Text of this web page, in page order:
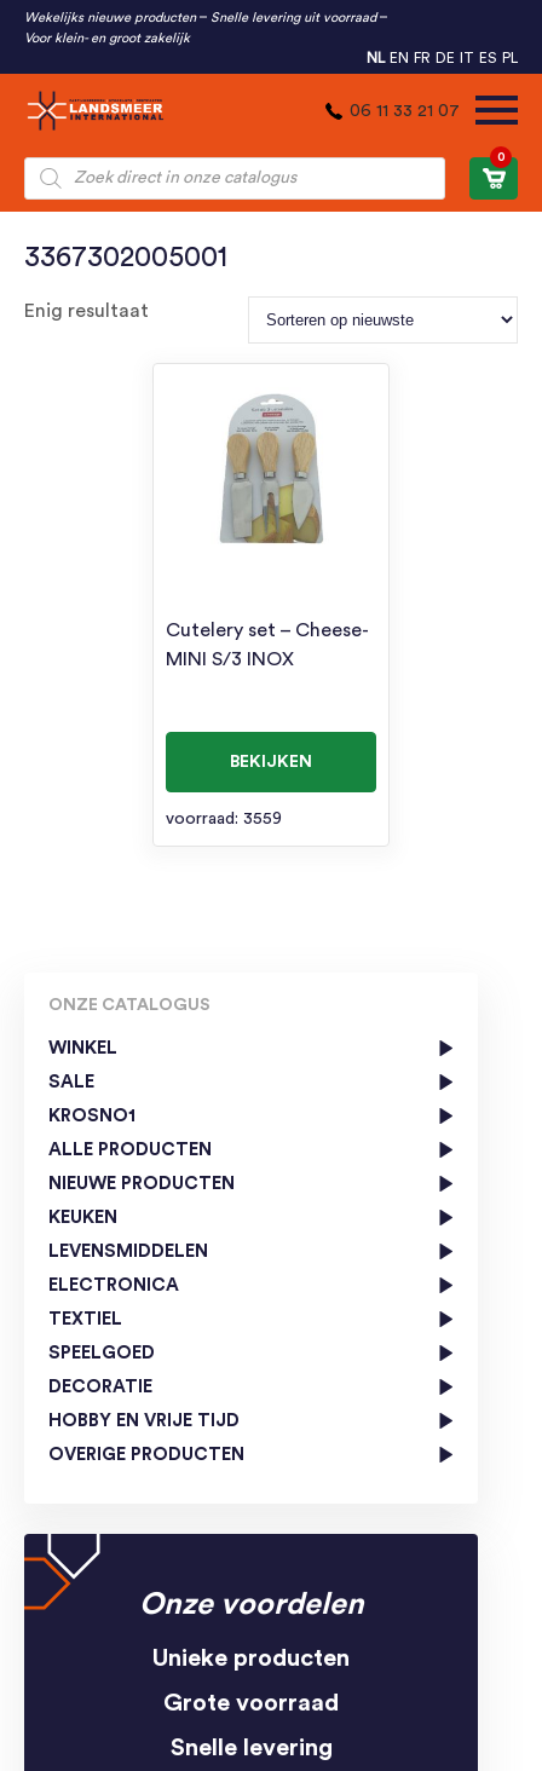
Wekelijks nieuwe producten
Snelle levering uit voorraad
Voor klein- en groot zakelijk
NL EN FR DE IT ES PL
06 11 33 21 07
Producten
zoeken
0
ONZE CATALOGUS
WINKEL
SALE
KROSNO1
ALLE PRODUCTEN
NIEUWE PRODUCTEN
KEUKEN
LEVENSMIDDELEN
ELECTRONICA
TEXTIEL
SPEELGOED
DECORATIE
HOBBY EN VRIJE TIJD
OVERIGE PRODUCTEN
Onze voordelen
Unieke producten
Grote voorraad
Snelle levering
3367302005001
Enig resultaat
Cutelery set – Cheese-
MINI S/3 INOX
BEKIJKEN
voorraad: 3559